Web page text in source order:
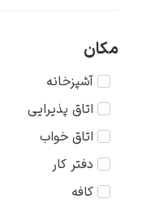
عشق
غرب وحشی
کودک
مذهبی
منظره
56×42
56×56
75×56
75×75
مکان
آشپزخانه
اتاق پذیرایی
اتاق خواب
دفتر کار
کافه